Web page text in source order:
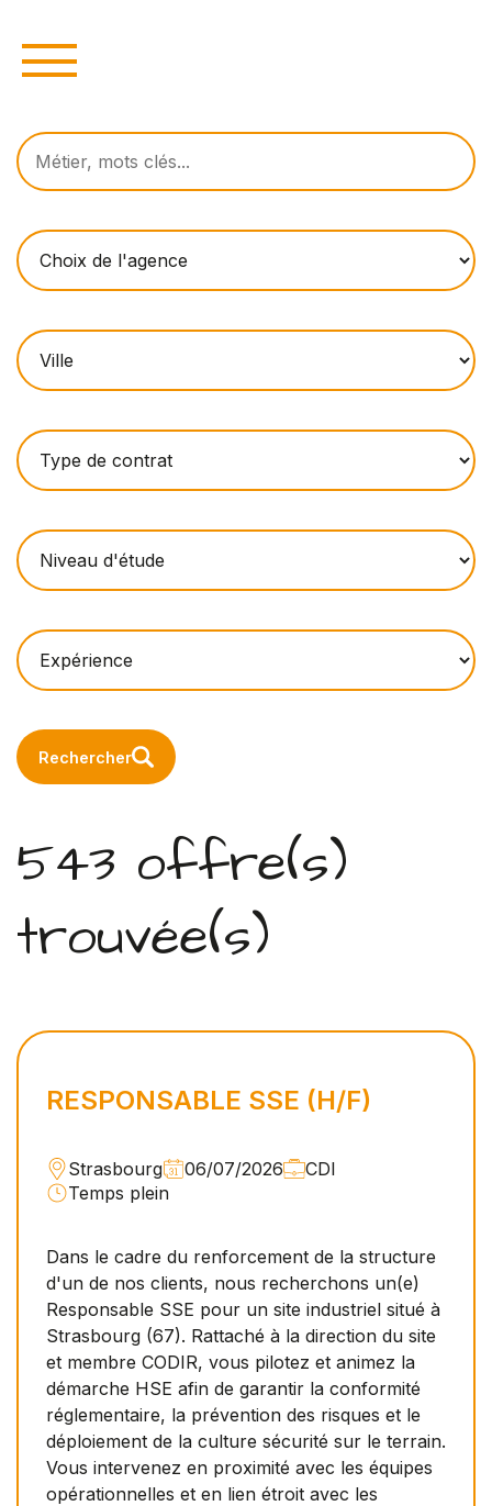
Rechercher
543 offre(s)
trouvée(s)
RESPONSABLE SSE (H/F)
Strasbourg 06/07/2026
CDI
Temps plein
Dans le cadre du renforcement de la structure
d'un de nos clients, nous recherchons un(e)
Responsable SSE pour un site industriel situé à
Strasbourg (67). Rattaché à la direction du site
et membre CODIR, vous pilotez et animez la
démarche HSE afin de garantir la conformité
réglementaire, la prévention des risques et le
déploiement de la culture sécurité sur le terrain.
Vous intervenez en proximité avec les équipes
opérationnelles et en lien étroit avec les